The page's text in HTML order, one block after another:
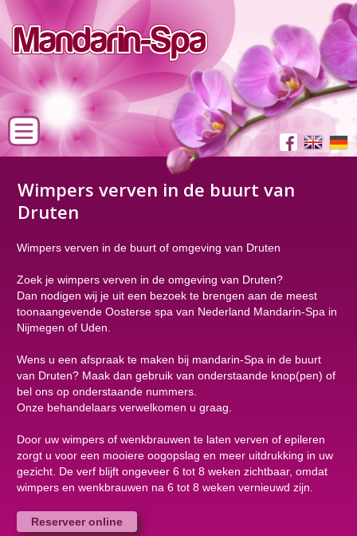
Wimpers verven in de buurt van
Druten
Wimpers verven in de buurt of omgeving van Druten
Zoek je wimpers verven in de omgeving van Druten?
Dan nodigen wij je uit een bezoek te brengen aan de meest
toonaangevende Oosterse spa van Nederland Mandarin-Spa in
Nijmegen of Uden.
Wens u een afspraak te maken bij mandarin-Spa in de buurt
van Druten? Maak dan gebruik van onderstaande knop(pen) of
bel ons op onderstaande nummers.
Onze behandelaars verwelkomen u graag.
Door uw wimpers of wenkbrauwen te laten verven of epileren
zorgt u voor een mooiere oogopslag en meer uitdrukking in uw
gezicht. De verf blijft ongeveer 6 tot 8 weken zichtbaar, omdat
wimpers en wenkbrauwen na 6 tot 8 weken vernieuwd zijn.
Reserveer online